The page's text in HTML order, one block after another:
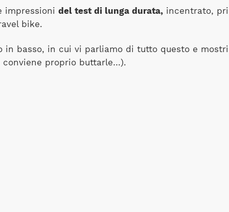
impressioni del test di lunga durata, incentrato,
bike.
in basso, in cui vi parliamo di tutto questo e
proprio buttarle…).